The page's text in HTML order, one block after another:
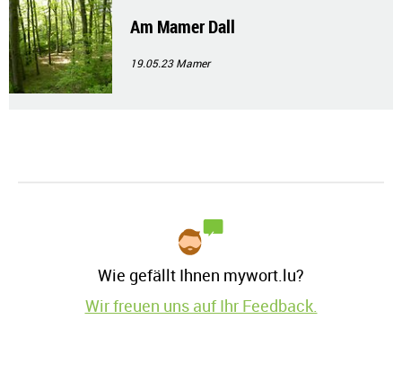
Am Mamer Dall
19.05.23Mamer
Wie gefällt Ihnen mywort.lu?
Wir freuen uns auf Ihr Feedback.